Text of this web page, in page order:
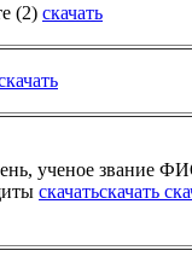
(2) скачать
ученое звание
скачатьскачать